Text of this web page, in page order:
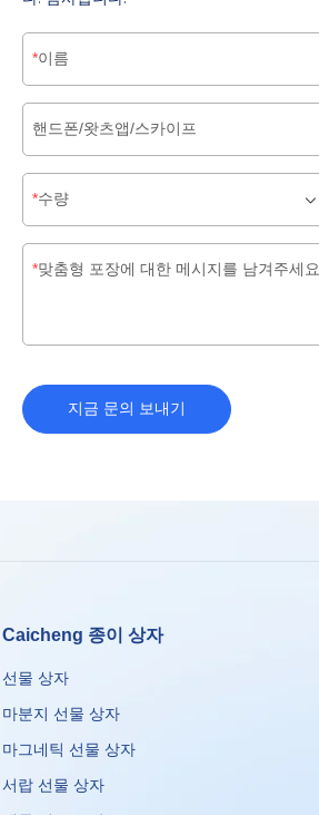
이름
핸드폰/왓츠앱/스카이프
수량
맞춤형 포장에 대한 메시지를 남겨주세요
지금 문의 보내기
Caicheng 종이 상자
선물 상자
마분지 선물 상자
마그네틱 선물 상자
서랍 선물 상자